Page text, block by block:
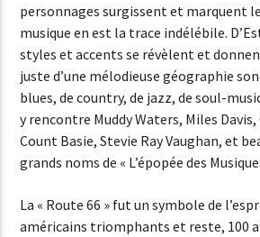
personnages surgissent et marquent
musique en est la trace indélébile.
styles et accents se révèlent et
juste d’une mélodieuse géographie
blues, de country, de jazz, de soul-
y rencontre Muddy Waters, Miles
Count Basie, Stevie Ray Vaughan, et
grands noms de « L’épopée des
La « Route 66 » fut un symbole de
américains triomphants et reste, 100